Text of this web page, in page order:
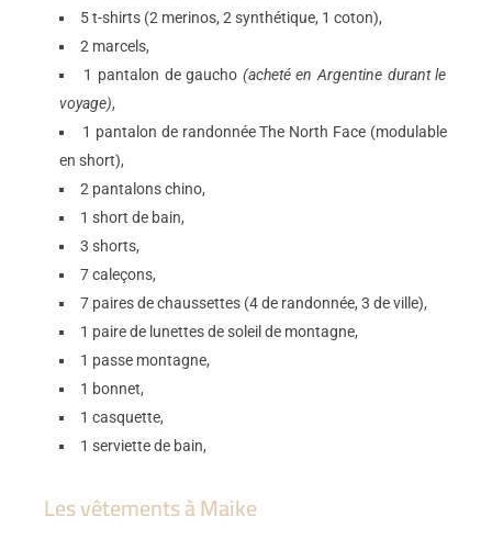
5 t-shirts (2 merinos, 2 synthétique, 1 coton),
2 marcels,
1 pantalon de gaucho (acheté en Argentine durant le
voyage),
1 pantalon de randonnée The North Face (modulable
en short),
2 pantalons chino,
1 short de bain,
3 shorts,
7 caleçons,
7 paires de chaussettes (4 de randonnée, 3 de ville),
1 paire de lunettes de soleil de montagne,
1 passe montagne,
1 bonnet,
1 casquette,
1 serviette de bain,
Les vêtements à Maike